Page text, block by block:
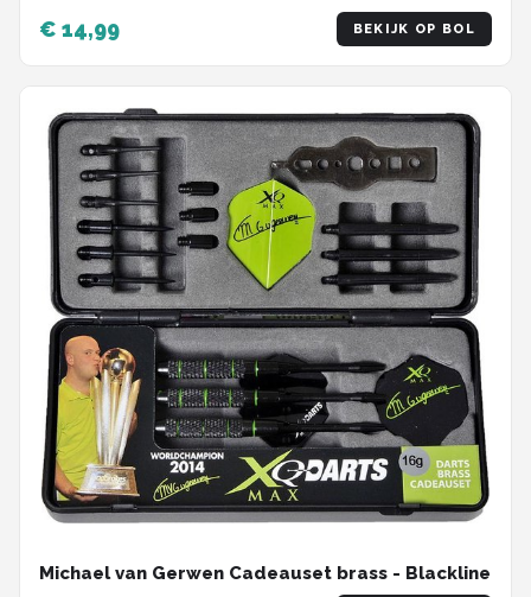
Hoge kwaliteit Steeltip - Inclusief Dart Flights - 2
Verschillende Lengtes - Inclusief Dart Case
€ 14,99 BEKIJK OP BOL
Michael van Gerwen Cadeauset brass - Blackline